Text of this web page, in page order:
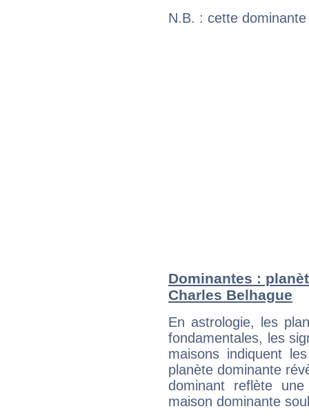
N.B. : cette
Dominantes :
Charles Belhague
En astrologie, les
fondamentales, les
maisons indiquent
planète dominante
dominant reflète
maison dominante